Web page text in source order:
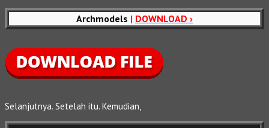
Archmodels | DOWNLOAD ›
Selanjutnya. Setelah itu. Kemudian,